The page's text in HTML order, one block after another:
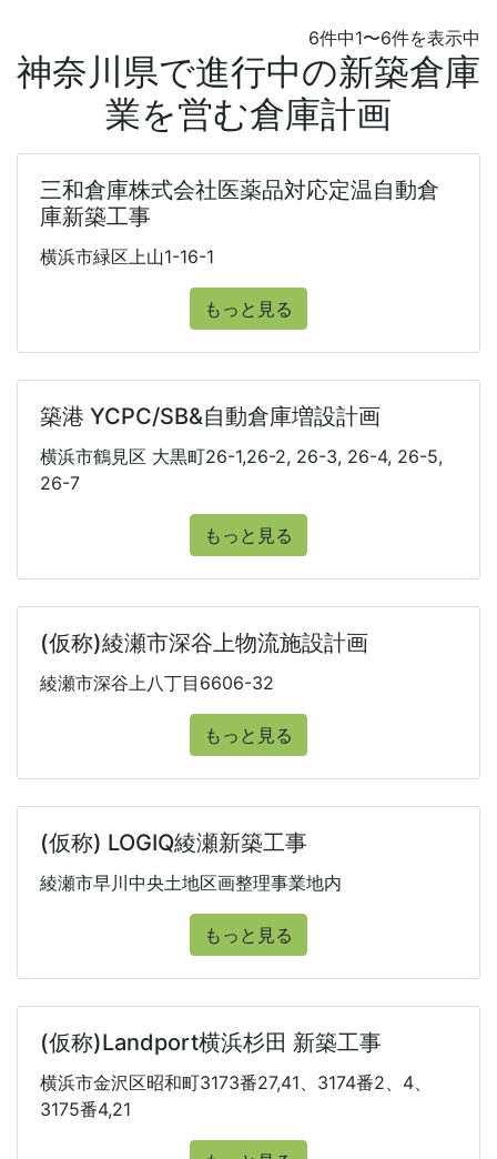
6件中1〜6件を表示中
神奈川県で進行中の新築倉庫
業を営む倉庫計画
三和倉庫株式会社医薬品対応定温自動倉
庫新築工事
横浜市緑区上山1-16-1
もっと見る
築港 YCPC/SB&自動倉庫増設計画
横浜市鶴見区 大黒町26-1,26-2, 26-3, 26-4, 26-5,
26-7
もっと見る
(仮称)綾瀬市深谷上物流施設計画
綾瀬市深谷上八丁目6606-32
もっと見る
(仮称) LOGIQ綾瀬新築工事
綾瀬市早川中央土地区画整理事業地内
もっと見る
(仮称)Landport横浜杉田 新築工事
横浜市金沢区昭和町3173番27,41、3174番2、4、
3175番4,21